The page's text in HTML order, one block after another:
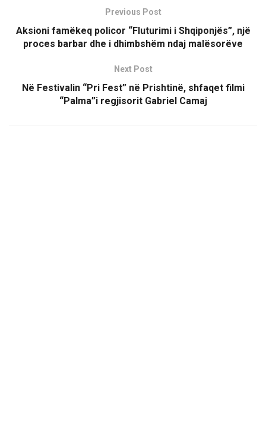
Previous Post
Aksioni famëkeq policor “Fluturimi i Shqiponjës”, një
proces barbar dhe i dhimbshëm ndaj malësorëve
Next Post
Në Festivalin “Pri Fest” në Prishtinë, shfaqet filmi
“Palma”i regjisorit Gabriel Camaj